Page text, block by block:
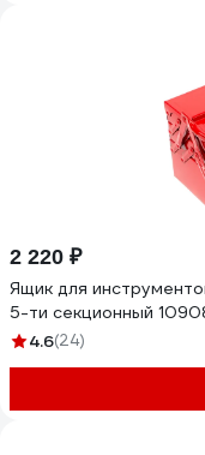
2 220 ₽
Ящик для
5-ти секционный
4.6(24)